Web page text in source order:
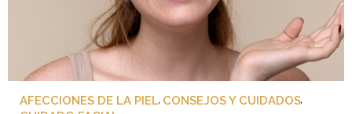
AFECCIONES DE LA PIEL, CONSEJOS Y CUIDADOS,